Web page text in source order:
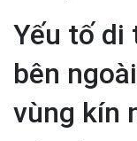
Yếu tố di
bên
vùng kín